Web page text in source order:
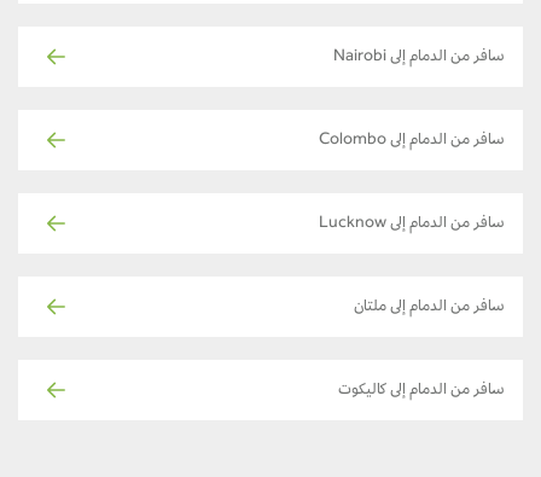
سافر من الدمام إلى Nairobi
سافر من الدمام إلى Colombo
سافر من الدمام إلى Lucknow
سافر من الدمام إلى ملتان
سافر من الدمام إلى كاليكوت